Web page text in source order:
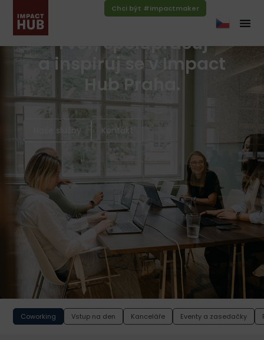
Chci být #impactmaker
Tvoř, spolupracuj
a inspiruj se v Impact
Hub Praha.
Naše služby Kontakt
Coworking Vstup na den Kanceláře Eventy a zasedačky